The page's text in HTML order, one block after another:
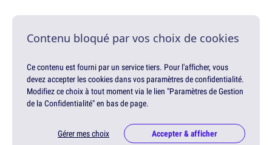
Contenu bloqué par vos choix de cookies
Ce contenu est fourni par un service tiers. Pour l'afficher, vous
devez accepter les cookies dans vos paramètres de confidentialité.
Modifiez ce choix à tout moment via le lien "Paramètres de Gestion
de la Confidentialité" en bas de page.
Gérer mes choix Accepter & afficher